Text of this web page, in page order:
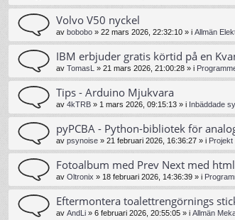
Volvo V50 nyckel
av bobobo » 22 mars 2026, 22:32:10 » i Allmän
IBM erbjuder gratis körtid på en
av TomasL » 21 mars 2026, 21:00:28 » i
Tips - Arduino Mjukvara
av 4kTRB » 1 mars 2026, 09:15:13 » i Inbäddade
pyPCBA - Python-bibliotek för
av psynoise » 21 februari 2026, 16:36:27 » i Projekt
Fotoalbum med Prev Next med
av Oltronix » 18 februari 2026, 14:36:39 » i
Eftermontera toalettrengörnings
av AndLi » 6 februari 2026, 20:55:05 » i Allmän